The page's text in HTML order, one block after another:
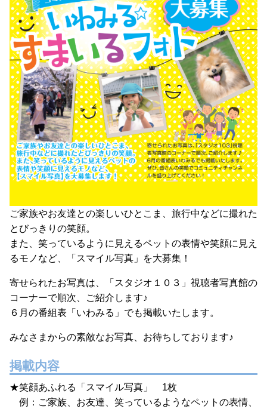
ご家族やお友達との楽しいひとこま、旅行中などに撮れた
とびっきりの笑顔。
また、笑っているように見えるペットの表情や笑顔に見え
るモノなど、「スマイル写真」を大募集！
寄せられたお写真は、「スタジオ１０３」視聴者写真館の
コーナーで順次、ご紹介します♪
６月の番組表「いわみる」でも掲載いたします。
みなさまからの素敵なお写真、お待ちしております♪
掲載内容
★笑顔あふれる「スマイル写真」 1枚
例：ご家族、お友達、笑っているようなペットの表情、